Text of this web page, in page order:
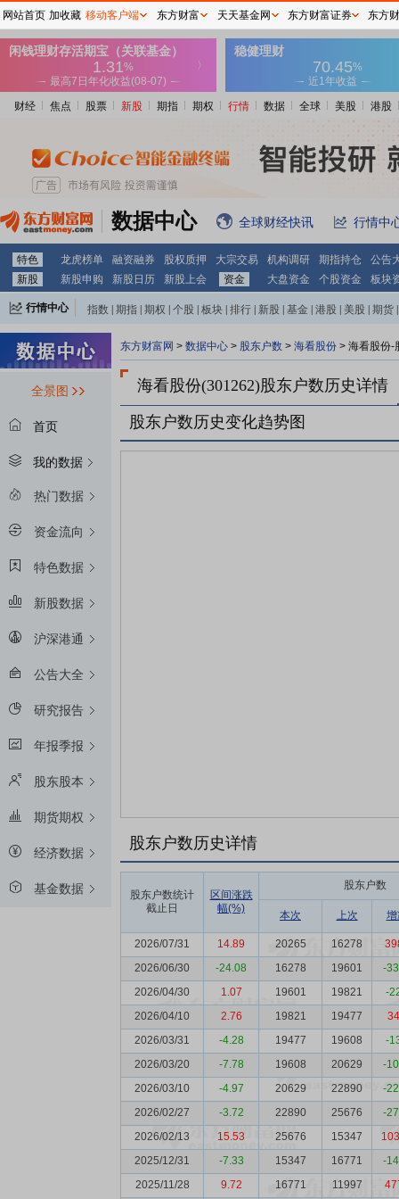
财经 焦点 股票 新股 期指 期权 行情 数据 全球 美股 港股
数据中心 全球财经快讯 行情中
特色 龙虎榜单 融资融券 股权质押 大宗交易 机构调研 期指持仓
公告
新股
新股申购 新股日历 新股上会 资金 大盘资金 个股资金 板块
行情中心 指数 期指 期权 个股 板块 排行 新股 基金 港股 美股 期货
全景图
首页
我的数据
热门数据
资金流向
特色数据
新股数据
沪深港通
公告大全
研究报告
年报季报
股东股本
期货期权
经济数据
基金数据
东方财富网 > 数据中心 > 股东户数 > 海看股份 > 海看股份-
海看股份(301262)股东户数历史详情
股东户数历史变化趋势图
股东户数历史详情
股东户数统计
截止日
区间涨跌
幅(%)
股东户数
本次 上次 增
2026/07/31 14.89 20265 16278
2026/06/30
-24.08 16278 19601
-
2026/04/30
1.07 19601 19821
-
2026/04/10
2.76 19821 19477
2026/03/31
-4.28 19477 19608
-
2026/03/20
-7.78 19608 20629
-
2026/03/10
-4.97 20629 22890
-
2026/02/27
-3.72 22890 25676
-
2026/02/13
15.53 25676 15347
2025/12/31
-7.33 15347 16771
-
2025/11/28
9.72 16771 11997
网站首页 加收藏 移动客户端 东方财富 天天基金网 东方财富证券 东方